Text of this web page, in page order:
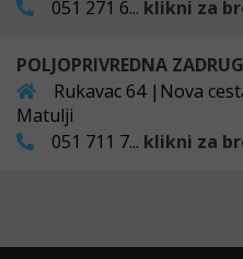
051 271 6... klikni za
POLJOPRIVREDNA
Rukavac 64 |Nova
Matulji
051 711 7... klikni za